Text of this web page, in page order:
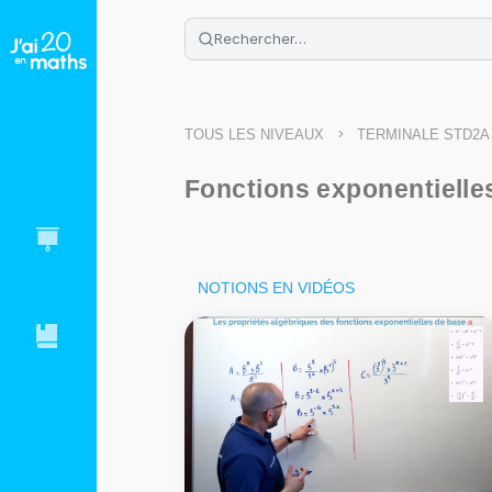
🌴Cahier de vacances offert:
Télécharge ton PDF gratuit et
TOUS LES NIVEAUX > TERMINALE STD2A
Fonctions
NOTIONS EN VIDÉOS